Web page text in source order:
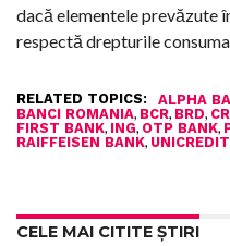
dacă elementele prevăzute
respectă drepturile
RELATED TOPICS: ALPHA
BANCI ROMANIA, BCR, BRD,
FIRST BANK, ING, OTP BANK,
RAIFFEISEN BANK, UNICREDIT
CELE MAI CITITE ȘTIRI